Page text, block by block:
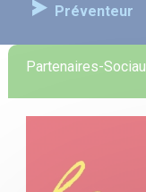
Préventeur
Partenaires-